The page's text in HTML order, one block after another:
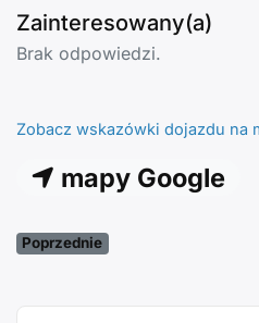
Zainteresowany(a)
Brak odpowiedzi.
Zobacz wskazówki dojazdu na
mapy Google
Poprzednie